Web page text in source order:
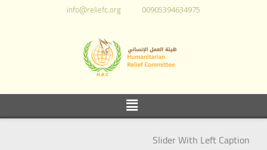
00905394634975
info@reliefc.org
Slider With Left Caption